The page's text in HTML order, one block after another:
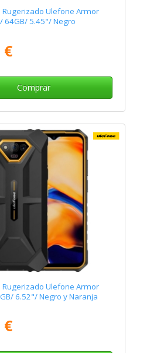
Ulefone Armor
64GB/ 5.45"/ Negro
€
Comprar
Ulefone Armor
6.52"/ Negro y Naranja
€